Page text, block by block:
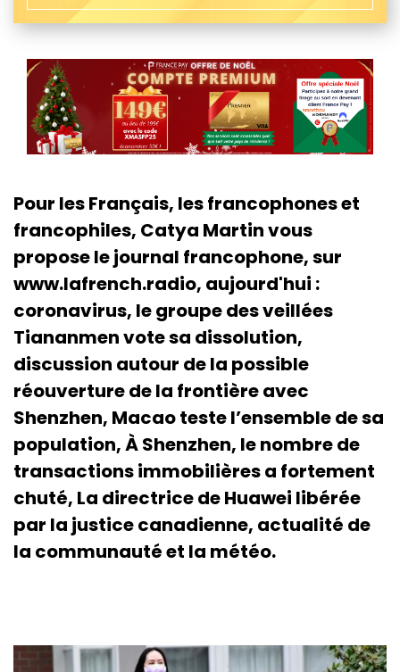
Pour les Français, les francophones et
francophiles, Catya Martin vous
propose le journal francophone, sur
www.lafrench.radio, aujourd'hui :
coronavirus, le groupe des veillées
Tiananmen vote sa dissolution,
discussion autour de la possible
réouverture de la frontière avec
Shenzhen, Macao teste l’ensemble de sa
population, À Shenzhen, le nombre de
transactions immobilières a fortement
chuté, La directrice de Huawei libérée
par la justice canadienne, actualité de
la communauté et la météo.